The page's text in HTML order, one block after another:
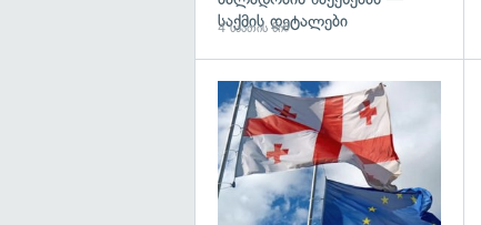
საქმის დეტალები
4 საათის წინ